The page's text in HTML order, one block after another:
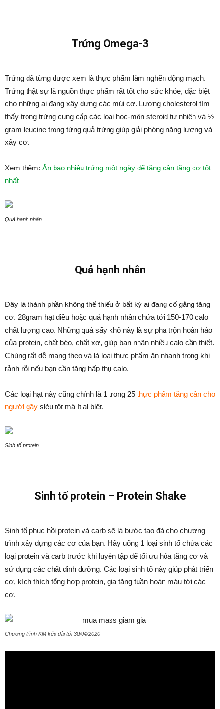
Trứng Omega-3
Trứng đã từng được xem là thực phẩm làm nghẽn động mạch.
Trứng thật sự là nguồn thực phẩm rất tốt cho sức khỏe, đặc biệt
cho những ai đang xây dựng các múi cơ. Lượng cholesterol tìm
thấy trong trứng cung cấp các loại hoc-môn steroid tự nhiên và ½
gram leucine trong từng quả trứng giúp giải phóng năng lượng và
xây cơ.
Xem thêm: Ăn bao nhiêu trứng một ngày để tăng cân tăng cơ tốt
nhất
Quả hạnh nhân
Quả hạnh nhân
Đây là thành phần không thể thiếu ở bất kỳ ai đang cố gắng tăng
cơ. 28gram hạt điều hoặc quả hạnh nhân chứa tới 150-170 calo
chất lượng cao. Những quả sấy khô này là sự pha trộn hoàn hảo
của protein, chất béo, chất xơ, giúp bạn nhận nhiều calo cần thiết.
Chúng rất dễ mang theo và là loại thực phẩm ăn nhanh trong khi
rảnh rỗi nếu bạn cần tăng hấp thụ calo.
Các loại hạt này cũng chính là 1 trong 25 thực phẩm tăng cân cho
người gầy siêu tốt mà ít ai biết.
Sinh tố protein
Sinh tố protein – Protein Shake
Sinh tố phục hồi protein và carb sẽ là bước tạo đà cho chương
trình xây dựng các cơ của bạn. Hãy uống 1 loại sinh tố chứa các
loại protein và carb trước khi luyện tập để tối ưu hóa tăng cơ và
sử dụng các chất dinh dưỡng. Các loại sinh tố này giúp phát triển
cơ, kích thích tổng hợp protein, gia tăng tuần hoàn máu tới các
cơ.
Chương trình KM kéo dài tới 30/04/2020